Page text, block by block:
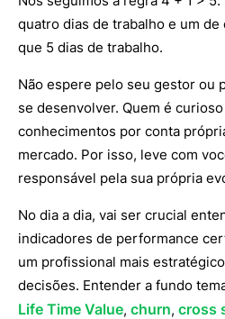
quatro dias de trabalho e um
que 5 dias de trabalho.
Não espere pelo seu gestor ou
se desenvolver. Quem é
conhecimentos por conta
mercado. Por isso, leve com
responsável pela sua própria
No dia a dia, vai ser crucial
indicadores de performance
um profissional mais
decisões. Entender a fundo
Life Time Value, churn, cross